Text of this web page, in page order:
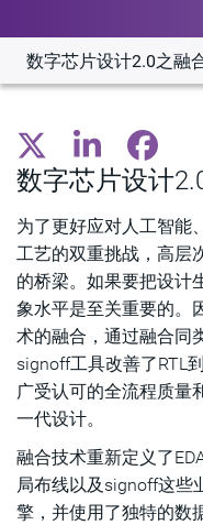
数字芯片设计2.0之融
数字芯片设计
为了更好应对人工智能
工艺的双重挑战，高层
的桥梁。如果要把设计
象水平是至关重要的。
术的融合，通过融合同
signoff工具改善了RTL
广受认可的全流程质量
一代设计。
融合技术重新定义了
局布线以及signoff这些
擎，并使用了独特的数